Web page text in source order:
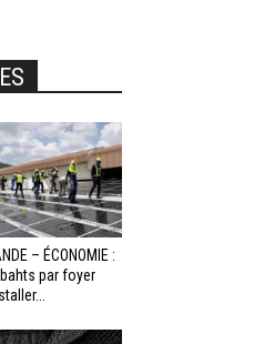
– ÉCONOMIE :
par foyer